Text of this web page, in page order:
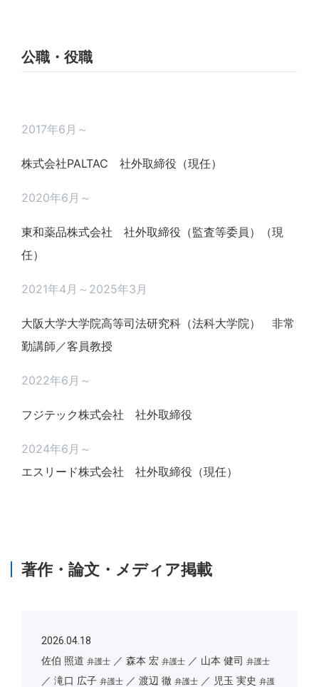
公職・役職
2017年6月～
株式会社PALTAC 社外取締役（現任）
2020年6月～
東和薬品株式会社 社外取締役（監査等委員）（現
任）
2021年4月～2025年3月
大阪大学大学院高等司法研究科（法科大学院） 非常
勤講師／客員教授
2022年6月～
フジテック株式会社 社外取締役
2024年6月～
エスリード株式会社 社外取締役（現任）
著作・論文・メディア掲載
2026.04.18
佐伯 照道 弁護士 森本 宏 弁護士 山本 健司 弁護士
滝口 広子 弁護士 渡辺 徹 弁護士 児玉 実史 弁護